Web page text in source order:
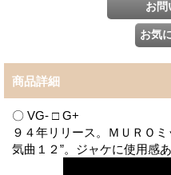
商品詳細
〇 VG- □ G+
９４年リリース。ＭＵＲＯ
気曲１２”。ジャケに使用感あ